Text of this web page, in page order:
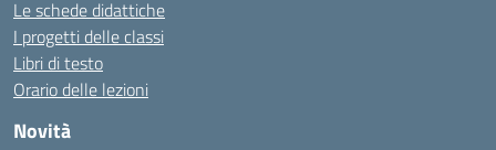
Le schede didattiche
I progetti delle classi
Libri di testo
Orario delle lezioni
Novità